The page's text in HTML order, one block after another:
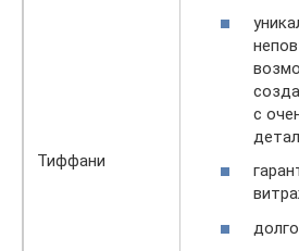
Тиффани
с